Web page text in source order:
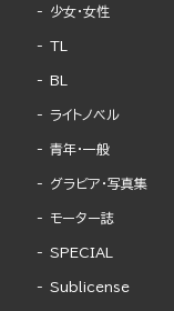
少女・女性
TL
BL
ライトノベル
青年・一般
グラビア・写真集
モーター誌
SPECIAL
Sublicense